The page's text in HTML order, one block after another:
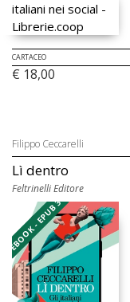
CARTACEO
€ 18,00
Filippo Ceccarelli
Lì dentro
Feltrinelli Editore
EBOOK - EPUB 3